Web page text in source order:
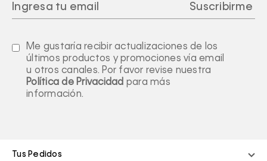
Me gustaría recibir actualizaciones de los
últimos productos y promociones vía email
u otros canales. Por favor revise nuestra
Política de Privacidad para más
información.
Tus Pedidos